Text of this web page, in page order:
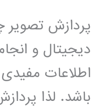
پردازش
دیجیتال و
اطلاعات
باشد. لذا